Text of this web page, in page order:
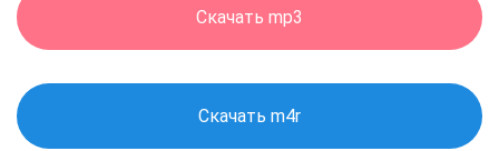
Скачать mp3
Скачать m4r